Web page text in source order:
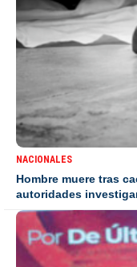
NACIONALES
Hombre muere tras
autoridades